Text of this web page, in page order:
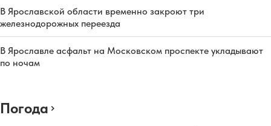
В Ярославской области временно закроют три
железнодорожных переезда
В Ярославле асфальт на Московском проспекте укладывают
по ночам
Погода